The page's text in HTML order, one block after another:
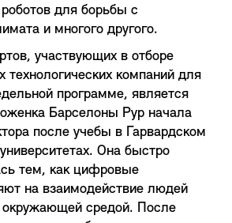
для борьбы с
и многого другого.
участвующих в отборе
технологических компаний для
программе, является
Барселоны Рур начала
после учебы в Гарвардском
Она быстро
тем, как цифровые
на взаимодействие людей
окружающей средой. После